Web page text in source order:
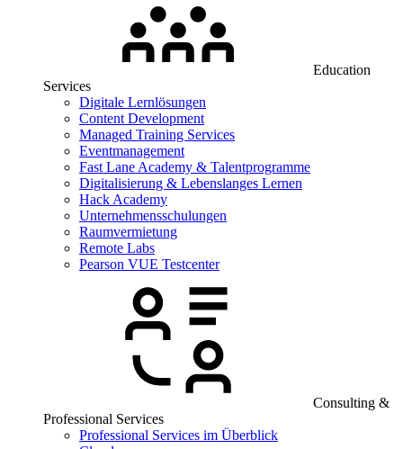
Education
Services
Digitale Lernlösungen
Content Development
Managed Training Services
Eventmanagement
Fast Lane Academy & Talentprogramme
Digitalisierung & Lebenslanges Lernen
Hack Academy
Unternehmensschulungen
Raumvermietung
Remote Labs
Pearson VUE Testcenter
Consulting &
Professional Services
Professional Services im Überblick